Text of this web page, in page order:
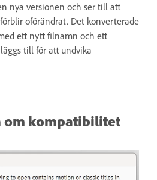
nya versionen och ser till att
oförändrat. Det konverterade
ett nytt filnamn och ett
till för att undvika
om kompatibilitet